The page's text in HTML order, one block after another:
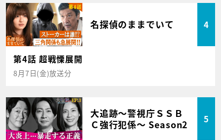
名探偵のままでいて 4
第4話 超戦慄展開
8月7日(金)放送分
大追跡～警視庁ＳＳＢ
Ｃ強行犯係～ Season2
5